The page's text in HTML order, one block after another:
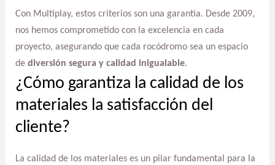
Con Multiplay, estos criterios son una garantía. Desde 2009,
nos hemos comprometido con la excelencia en cada
proyecto, asegurando que cada rocódromo sea un espacio
de diversión segura y calidad inigualable.
¿Cómo garantiza la calidad de los
materiales la satisfacción del
cliente?
La calidad de los materiales es un pilar fundamental para la